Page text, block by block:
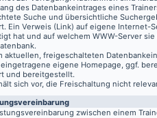
des Datenbankeintrages eines
Suche und übersichtliche
Ein Verweis (Link) auf eigene Internet-
hat und auf welchem WWW-Server
aktuellen, freigeschalteten
eingetragene eigene Homepage, ggf.
und bereitgestellt.
sich vor, die Freischaltung nicht
zwischen einem